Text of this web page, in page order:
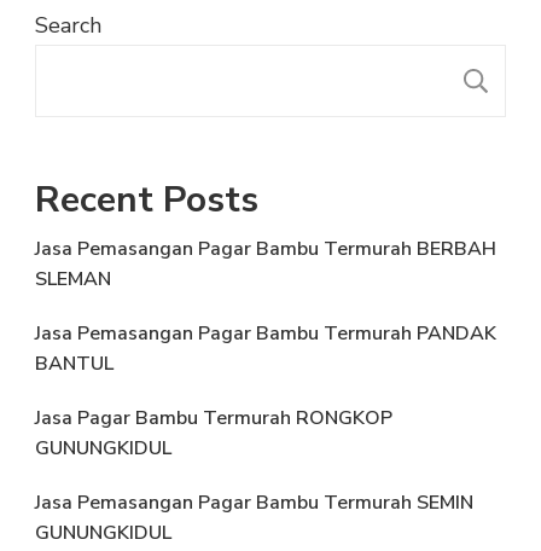
Search
Recent Posts
Jasa Pemasangan Pagar Bambu Termurah BERBAH
SLEMAN
Jasa Pemasangan Pagar Bambu Termurah PANDAK
BANTUL
Jasa Pagar Bambu Termurah RONGKOP
GUNUNGKIDUL
Jasa Pemasangan Pagar Bambu Termurah SEMIN
GUNUNGKIDUL